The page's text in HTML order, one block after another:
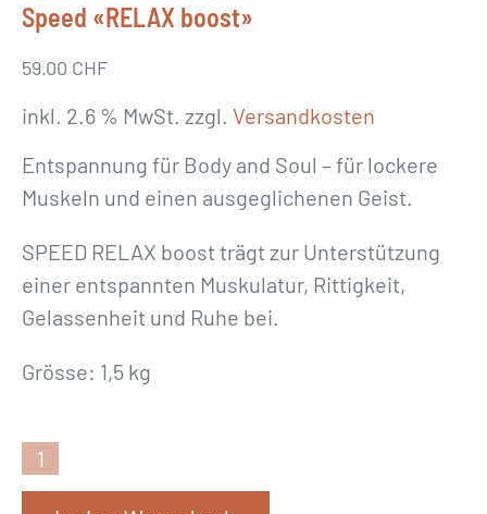
Speed «RELAX boost»
59.00 CHF
inkl. 2.6 % MwSt. zzgl. Versandkosten
Entspannung für Body and Soul – für lockere
Muskeln und einen ausgeglichenen Geist.
SPEED RELAX boost trägt zur Unterstützung
einer entspannten Muskulatur, Rittigkeit,
Gelassenheit und Ruhe bei.
Grösse: 1,5 kg
p